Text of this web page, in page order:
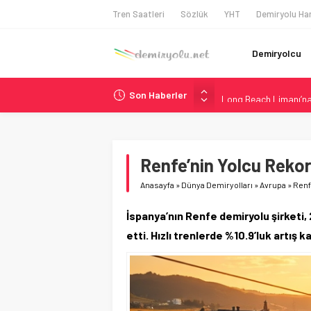
Tren Saatleri Sözlük YHT Demiryolu
Demiryolcu
Son Haberler
Long Beach
Madrid 6. Hat
İtalya’dan Yeni
AAR, MIT ve
Renfe’nin Yolcu
Anasayfa » Dünya Demiryolları »Avrupa »
İspanya’nın Renfe demiryolu şirketi,
etti. Hızlı trenlerde %10.9’luk artış